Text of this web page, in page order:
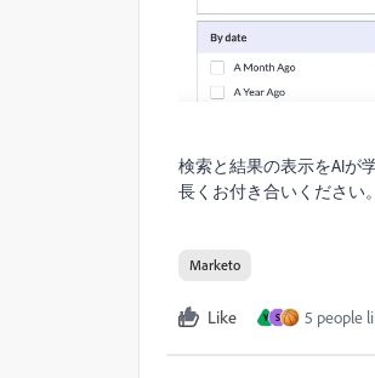
検索と結果の表示をAIが
長くお付き合いください
Marketo
Like Y S 5 people